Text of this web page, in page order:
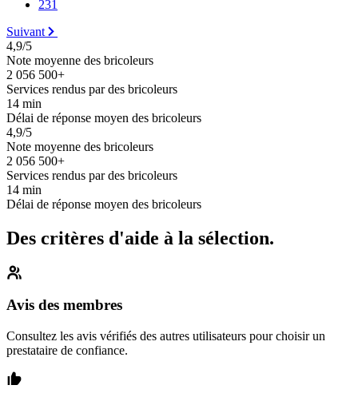
231
Suivant
4,9/5
Note moyenne des bricoleurs
2 056 500+
Services rendus par des bricoleurs
14 min
Délai de réponse moyen des bricoleurs
4,9/5
Note moyenne des bricoleurs
2 056 500+
Services rendus par des bricoleurs
14 min
Délai de réponse moyen des bricoleurs
Des critères d'aide à la sélection.
Avis des membres
Consultez les avis vérifiés des autres utilisateurs pour choisir un
prestataire de confiance.